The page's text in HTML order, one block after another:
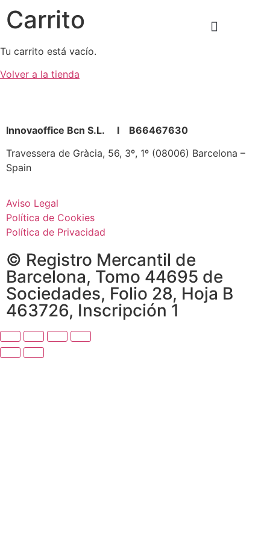
Carrito
Tu carrito está vacío.
Volver a la tienda
Innovaoffice Bcn S.L. I B66467630
Travessera de Gràcia, 56, 3º, 1º (08006) Barcelona –
Spain
Aviso Legal
Política de Cookies
Política de Privacidad
© Registro Mercantil de
Barcelona, Tomo 44695 de
Sociedades, Folio 28, Hoja B
463726, Inscripción 1